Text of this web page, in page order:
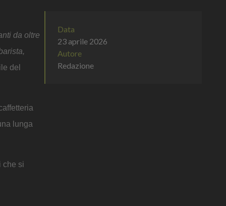
da oltre
del
lunga
che si
Data
23 aprile 2026
Autore
Redazione